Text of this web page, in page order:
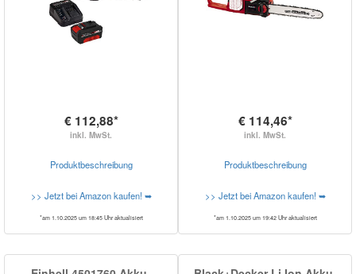
€ 112,88*
inkl. MwSt.
Produktbeschreibung
>> Jetzt bei Amazon kaufen! ➥
*am 1.10.2025 um 18:45 Uhr aktualisiert
€ 114,46*
inkl. MwSt.
Produktbeschreibung
>> Jetzt bei Amazon kaufen! ➥
*am 1.10.2025 um 19:42 Uhr aktualisiert